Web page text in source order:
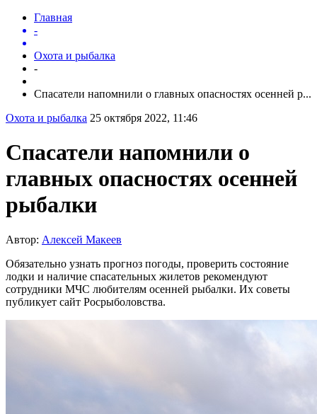
Главная
-
Охота и рыбалка
-
Спасатели напомнили о главных опасностях осенней р...
Охота и рыбалка 25 октября 2022, 11:46
Спасатели напомнили о
главных опасностях осенней
рыбалки
Автор: Алексей Макеев
Обязательно узнать прогноз погоды, проверить состояние
лодки и наличие спасательных жилетов рекомендуют
сотрудники МЧС любителям осенней рыбалки. Их советы
публикует сайт Росрыболовства.